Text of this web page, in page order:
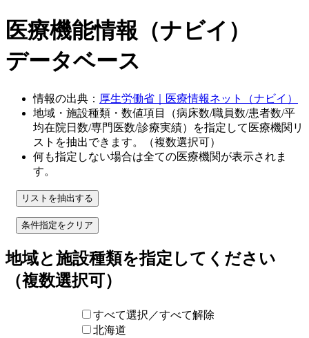
医療機能情報（ナビイ）
データベース
情報の出典： 厚生労働省｜医療情報ネット（ナビイ）
地域・施設種類・数値項目（病床数/職員数/患者数/平
均在院日数/専門医数/診療実績）を指定して医療機関リ
ストを抽出できます。（複数選択可）
何も指定しない場合は全ての医療機関が表示されま
す。
地域と施設種類を指定してください
（複数選択可）
すべて選択／すべて解除
北海道